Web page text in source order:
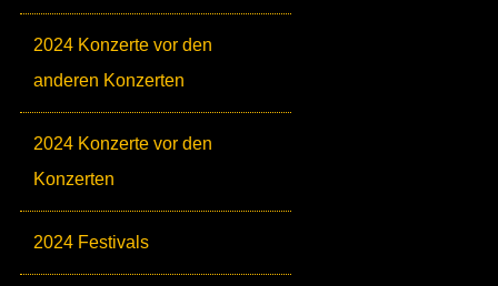
2024 Konzerte vor den
anderen Konzerten
2024 Konzerte vor den
Konzerten
2024 Festivals